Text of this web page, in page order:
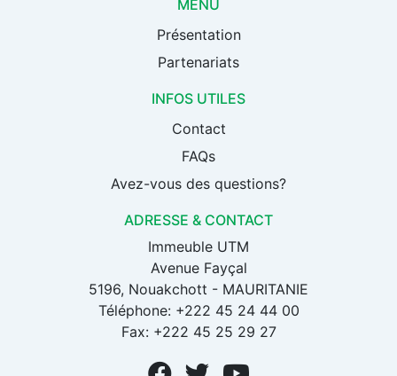
MENU
Présentation
Partenariats
INFOS UTILES
Contact
FAQs
Avez-vous des questions?
ADRESSE & CONTACT
Immeuble UTM
Avenue Fayçal
5196, Nouakchott - MAURITANIE
Téléphone: +222 45 24 44 00
Fax: +222 45 25 29 27